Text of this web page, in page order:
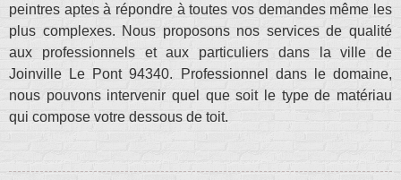
peintres aptes à répondre à toutes vos demandes même les
plus complexes. Nous proposons nos services de qualité
aux professionnels et aux particuliers dans la ville de
Joinville Le Pont 94340. Professionnel dans le domaine,
nous pouvons intervenir quel que soit le type de matériau
qui compose votre dessous de toit.